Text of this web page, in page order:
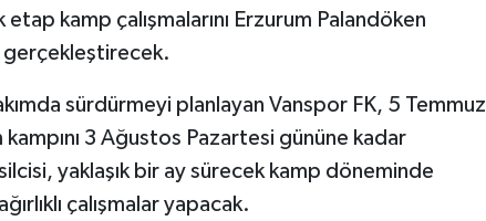
etap kamp çalışmalarını Erzurum Palandöken
gerçekleştirecek.
sürdürmeyi planlayan Vanspor FK, 5 Temmuz
kampını 3 Ağustos Pazartesi gününe kadar
yaklaşık bir ay sürecek kamp döneminde
çalışmalar yapacak.